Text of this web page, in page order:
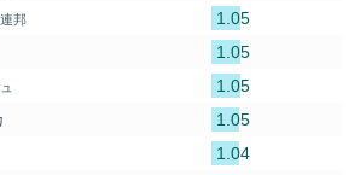
邦
1.05
1.05
1.05
1.05
1.04